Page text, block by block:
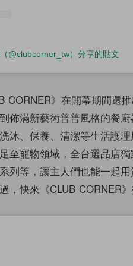
）分享的貼文
CORNER》在開幕期間還
佈滿新藝術普普風格的餐
沐、保養、清潔等生活護
至寵物領域，全台選品店
列等，讓主人們也能一起
，快來《CLUB CORNER》